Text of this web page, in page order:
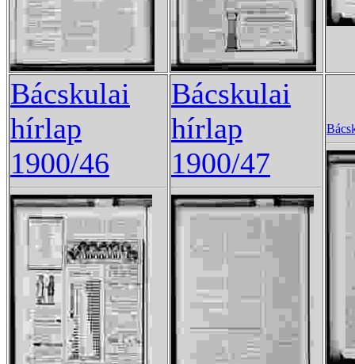
Bácskulai
hírlap
1900/46
Bácskulai
hírlap
1900/47